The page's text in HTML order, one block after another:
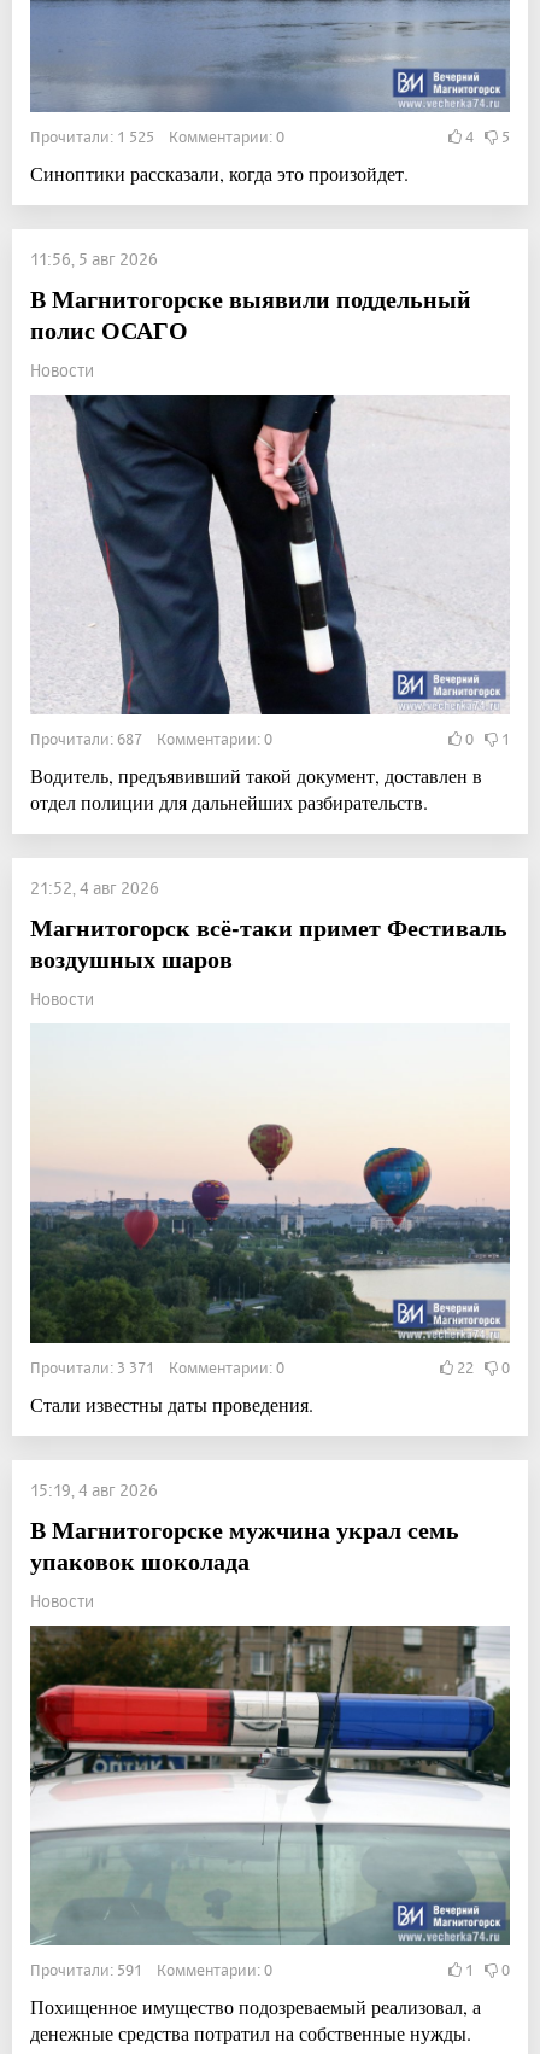
Прочитали: 1 525 Комментарии: 0 4 5
Синоптики рассказали, когда это произойдет.
11:56, 5 авг 2026
В Магнитогорске выявили поддельный
полис ОСАГО
Новости
Прочитали: 687 Комментарии: 0 0 1
Водитель, предъявивший такой документ, доставлен в
отдел полиции для дальнейших разбирательств.
21:52, 4 авг 2026
Магнитогорск всё-таки примет Фестиваль
воздушных шаров
Новости
Прочитали: 3 371 Комментарии: 0 22 0
Стали известны даты проведения.
15:19, 4 авг 2026
В Магнитогорске мужчина украл семь
упаковок шоколада
Новости
Прочитали: 591 Комментарии: 0 1 0
Похищенное имущество подозреваемый реализовал, а
денежные средства потратил на собственные нужды.